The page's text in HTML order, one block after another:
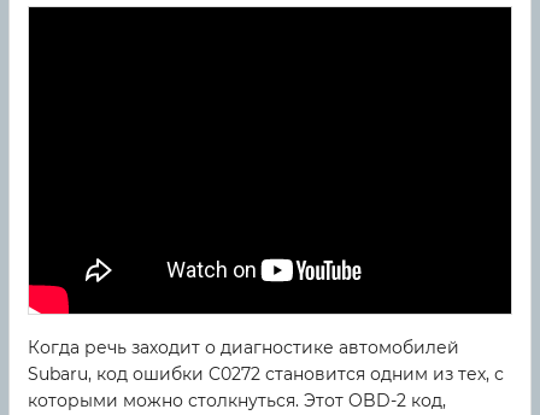
Когда речь заходит о диагностике автомобилей
Subaru, код ошибки C0272 становится одним из тех, с
которыми можно столкнуться. Этот OBD-2 код,